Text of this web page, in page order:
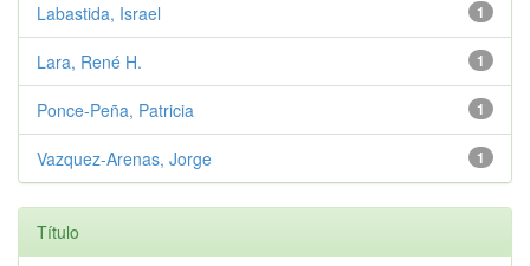
1
Labastida, Israel
1
Lara, René H.
1
Ponce-Peña, Patricia
1
Vazquez-Arenas, Jorge
Título